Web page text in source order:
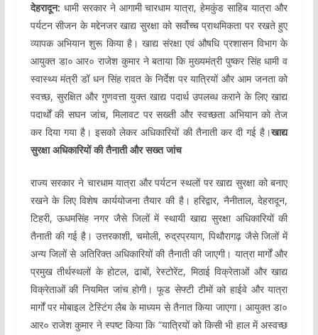
देहरादून: धामी सरकार ने आगामी चारधाम यात्रा, हेमकुंड साहिब यात्रा और
पर्यटन सीजन के मद्देनजर खाद्य सुरक्षा को सर्वोच्च प्राथमिकता पर रखते हुए
व्यापक अभियान शुरू किया है। खाद्य संरक्षा एवं औषधि प्रशासन विभाग के
आयुक्त डा० आर० राजेश कुमार ने बताया कि मुख्यमंत्री पुष्कर सिंह धामी व
स्वास्थ्य मंत्री डॉ धन सिंह रावत के निर्देश पर यात्रियों और आम जनता को
स्वच्छ, सुरक्षित और गुणवत्ता युक्त खाद्य पदार्थ उपलब्ध कराने के लिए खाद्य
पदार्थों की सघन जांच, मिलावट पर सख्ती और स्वच्छता अभियान को तेज
कर दिया गया है। इसको लेकर अधिकारियों की तैनाती कर दी गई है।खाद्य
सुरक्षा अधिकारियों की तैनाती और सख्त जांच
राज्य सरकार ने चारधाम यात्रा और पर्यटन स्थलों पर खाद्य सुरक्षा को बनाए
रखने के लिए विशेष कार्ययोजना तैयार की है। हरिद्वार, नैनीताल, देहरादून,
टिहरी, ऊधमसिंह नगर जैसे जिलों में स्थायी खाद्य सुरक्षा अधिकारियों की
तैनाती की गई है। उत्तरकाशी, चमोली, रुद्रप्रयाग, पिथौरागढ़ जैसे जिलों में
अन्य जिलों से अतिरिक्त अधिकारियों की तैनाती की जाएगी। यात्रा मार्गों और
प्रमुख तीर्थस्थलों के होटल, ढाबों, रेस्टोरेंट, मिठाई विक्रेताओं और खाद्य
विक्रेताओं की नियमित जांच होगी। फूड सेफ्टी टीमों को हाईवे और यात्रा
मार्गों पर मोबाइल टेस्टिंग लैब के माध्यम से तैनात किया जाएगा। आयुक्त डा०
आर० राजेश कुमार ने स्पष्ट किया कि “यात्रियों को किसी भी हाल में अस्वच्छ